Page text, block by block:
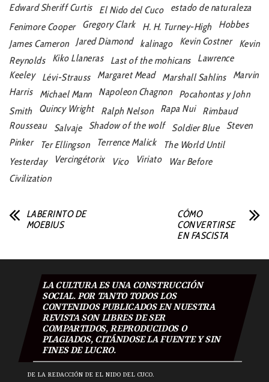
Edward Sheriff Curtis
El Nido del Cuco
estado de naturaleza
Fenimore Cooper
Gregory Clark H. H. Turney-High
Hobbes
James Cameron
Jared Diamond kalinago Kevin Costner
Kevin
Reynolds
Kiko Llaneras Last of the mohicans
Lawrence
Keeley
Lévi-Strauss Margaret Mead Marshall Sahlins
Marvin
Harris
Michael Mann Napoleon Chagnon
Pocahontas y John
Smith
Quincy Wright Ralph Nelson Rapa Nui
Rimbaud
Rousseau
Salvaje Shadow of the wolf Soldier Blue
Steven
Pinker
Ter Ellingson Terrence Malick
The World Until
Yesterday
Vercingétorix Vico Viriato
War Before
Civilization
LABERINTO DE
MOEBIUS
CÓMO
CONVERTIRSE
EN FASCISTA
LA CULTURA ES UNA CONSTRUCCIÓN
SOCIAL. POR TANTO TODOS LOS
CONTENIDOS PUBLICADOS EN NUESTRA
REVISTA SON LIBRES DE SER
COMPARTIDOS, REPRODUCIDOS O
PLAGIADOS, CITÁNDOSE LA FUENTE Y SIN
FINES DE LUCRO.
DE LA REDACCIÓN DE EL NIDO DEL CUCO.